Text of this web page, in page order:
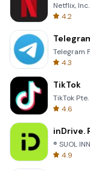
Netflix, Inc.
4.2
Telegram
4.3
TikTok
TikTok
4.6
inDrive.
® SUOL
4.9